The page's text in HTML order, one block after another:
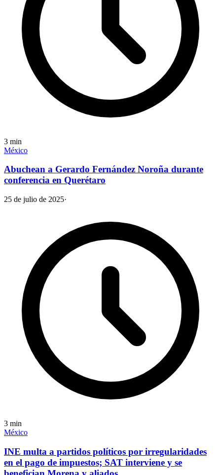
3 min
México
Abuchean a Gerardo Fernández Noroña durante
conferencia en Querétaro
25 de julio de 2025·
3 min
México
INE multa a partidos políticos por irregularidades
en el pago de impuestos; SAT interviene y se